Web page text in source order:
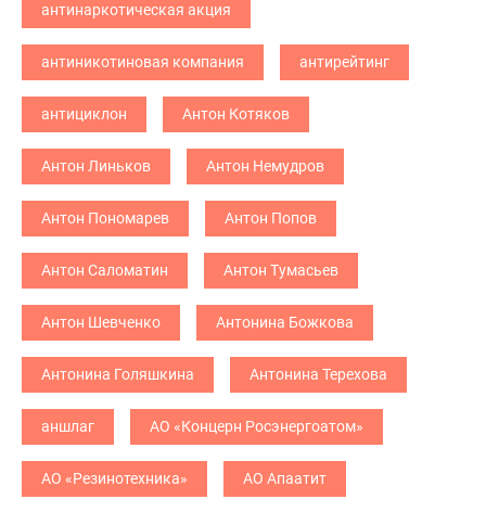
антинаркотическая акция
антиникотиновая компания антирейтинг
антициклон Антон Котяков
Антон Линьков Антон Немудров
Антон Пономарев Антон Попов
Антон Саломатин Антон Тумасьев
Антон Шевченко Антонина Божкова
Антонина Голяшкина Антонина Терехова
аншлаг АО «Концерн Росэнергоатом»
АО «Резинотехника» АО Апаатит